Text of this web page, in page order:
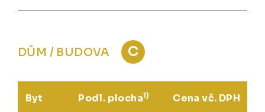
DŮM / BUDOVA C
Byt Podl. plocha1) Cena vč. DPH